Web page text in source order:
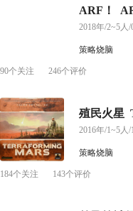
ARF！
2018年/2~5人
策略烧脑
90个关注 246个评价
殖民火星
2016年/1~5人
策略烧脑
184个关注 143个评价